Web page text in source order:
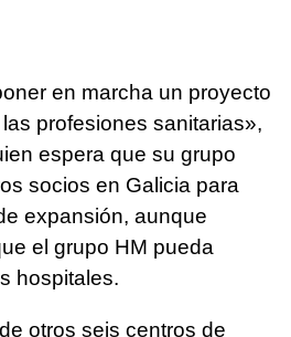
en marcha un proyecto
profesiones sanitarias»,
espera que su grupo
socios en Galicia para
expansión, aunque
el grupo HM pueda
hospitales.
otros seis centros de